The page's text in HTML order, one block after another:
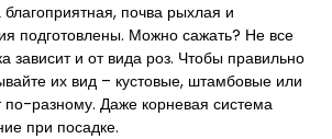
почва рыхлая и
подготовлены. Можно сажать? Не все
зависит и от вида роз. Чтобы правильно
их вид – кустовые, штамбовые или
по-разному. Даже корневая система
при посадке.